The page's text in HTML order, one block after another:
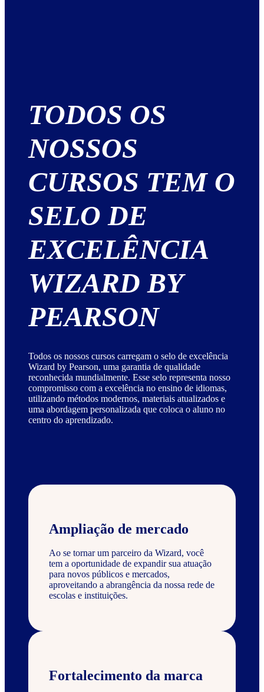
TODOS OS
NOSSOS
CURSOS TEM O
SELO DE
EXCELÊNCIA
WIZARD BY
PEARSON
Todos os nossos cursos carregam o selo de excelência
Wizard by Pearson, uma garantia de qualidade
reconhecida mundialmente. Esse selo representa nosso
compromisso com a excelência no ensino de idiomas,
utilizando métodos modernos, materiais atualizados e
uma abordagem personalizada que coloca o aluno no
centro do aprendizado.
Ampliação de mercado
Ao se tornar um parceiro da Wizard, você
tem a oportunidade de expandir sua atuação
para novos públicos e mercados,
aproveitando a abrangência da nossa rede de
escolas e instituições.
Fortalecimento da marca